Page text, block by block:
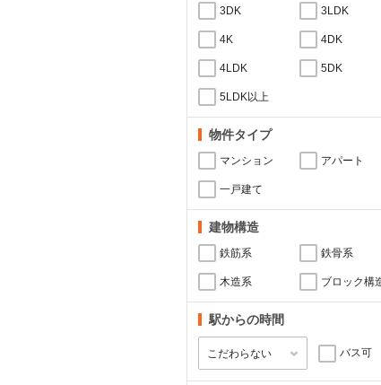
3DK 3LDK
4K 4DK
4LDK 5DK
5LDK以上
物件タイプ
マンション アパート
一戸建て
建物構造
鉄筋系 鉄骨系
木造系 ブロック構
駅からの時間
バス可